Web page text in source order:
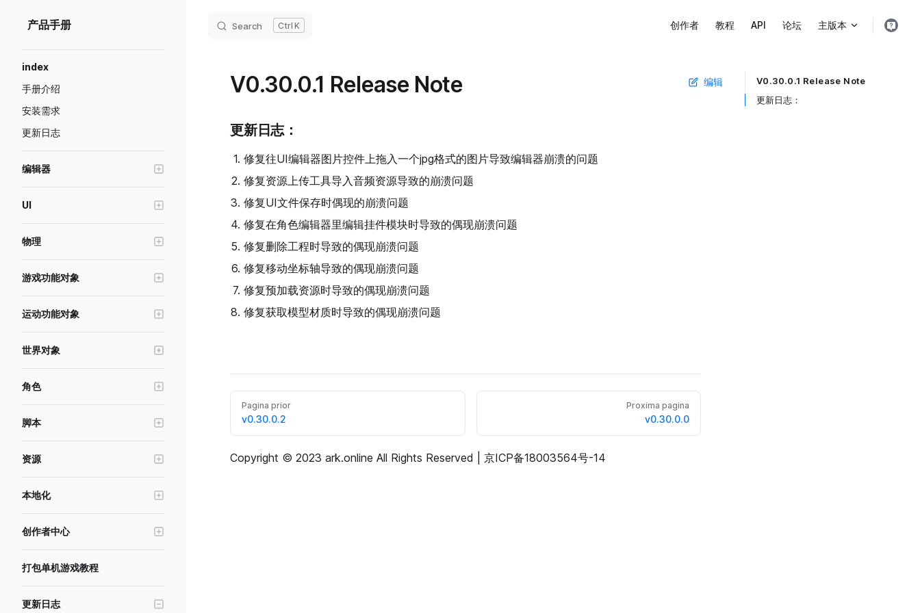
Skip to content
产品手册 Search K 创作者 教程 API 论坛 主版本
index
手册介绍
安装需求
更新日志
编辑器
Transform工具
画质级别模拟与设置
游戏断线重连
场景管理与跳转
横竖屏&分辨率模拟
自动裁剪规则与自定义裁剪距离
UI
UI控件的基础属性
UI控件-容器
UI控件-文本
UI控件-按钮
UI控件-遮罩按钮
UI控件-滚动框
UI控件-摄像机滑动区
UI控件-加载图
UI控件-勾选框
UI控件-序列帧
物理
推进器
游戏功能对象
寻路系统
交互物
触发器
热武器
游泳区域
对象发射器
音效
IK锚点
点光源
运动功能对象
运动器
力区域
世界对象
摄像机
后处理
环境雾
角色
形象与换装
动画与姿态
布娃娃功能
基础状态
角色编辑器服务
脚本
内存存储
资源
资源加载与资源下载
资源导入上传工具
材质编辑器
本地化
创作者中心
游戏测试与沙箱
版本管理与实验
打包单机游戏教程
更新日志
V0.30.0.1 Release Note
Table of Contents for current page
更新日志： ​
编辑
V0.30.0.1 Release Note
更新日志：
修复往UI编辑器图片控件上拖入一个jpg格式的图片导致编辑器崩溃的问题
修复资源上传工具导入音频资源导致的崩溃问题
修复UI文件保存时偶现的崩溃问题
修复在角色编辑器里编辑挂件模块时导致的偶现崩溃问题
修复删除工程时导致的偶现崩溃问题
修复移动坐标轴导致的偶现崩溃问题
修复预加载资源时导致的偶现崩溃问题
修复获取模型材质时导致的偶现崩溃问题
Pagina prior
v0.30.0.2
Proxima pagina
v0.30.0.0
Copyright © 2023 ark.online All Rights Reserved | 京ICP备18003564号-14